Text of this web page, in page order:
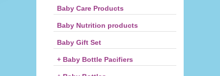
Baby Care Products
Baby Nutrition products
Baby Gift Set
+ Baby Bottle Pacifiers